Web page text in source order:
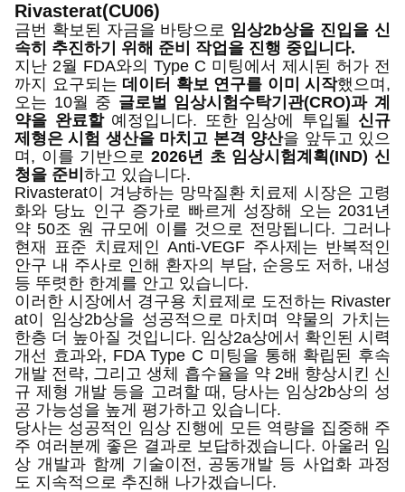
Rivasterat(CU06)
금번 확보된 자금을 바탕으로 임상2b상을 진입을 신
속히 추진하기 위해 준비 작업을 진행 중입니다.
지난 2월 FDA와의 Type C 미팅에서 제시된 허가 전
까지 요구되는 데이터 확보 연구를 이미 시작했으며,
오는 10월 중 글로벌 임상시험수탁기관(CRO)과 계
약을 완료할예정입니다. 또한 임상에 투입될 신규
제형은 시험 생산을 마치고 본격 양산을 앞두고 있으
며, 이를 기반으로 2026년 초 임상시험계획(IND) 신
청을 준비 하고 있습니다.
Rivasterat이 겨냥하는 망막질환 치료제 시장은 고령
화와 당뇨 인구 증가로 빠르게 성장해 오는 2031년
약 50조 원 규모에 이를 것으로 전망됩니다. 그러나
현재 표준 치료제인 Anti-VEGF 주사제는 반복적인
안구 내 주사로 인해 환자의 부담, 순응도 저하, 내성
등 뚜렷한 한계를 안고 있습니다.
이러한 시장에서 경구용 치료제로 도전하는 Rivaster
at이 임상2b상을 성공적으로 마치며 약물의 가치는
한층 더 높아질 것입니다. 임상2a상에서 확인된 시력
개선 효과와, FDA Type C 미팅을 통해 확립된 후속
개발 전략, 그리고 생체 흡수율을 약 2배 향상시킨 신
규 제형 개발 등을 고려할 때, 당사는 임상2b상의 성
공 가능성을 높게 평가하고 있습니다.
당사는 성공적인 임상 진행에 모든 역량을 집중해 주
주 여러분께 좋은 결과로 보답하겠습니다. 아울러 임
상 개발과 함께 기술이전, 공동개발 등 사업화 과정
도 지속적으로 추진해 나가겠습니다.